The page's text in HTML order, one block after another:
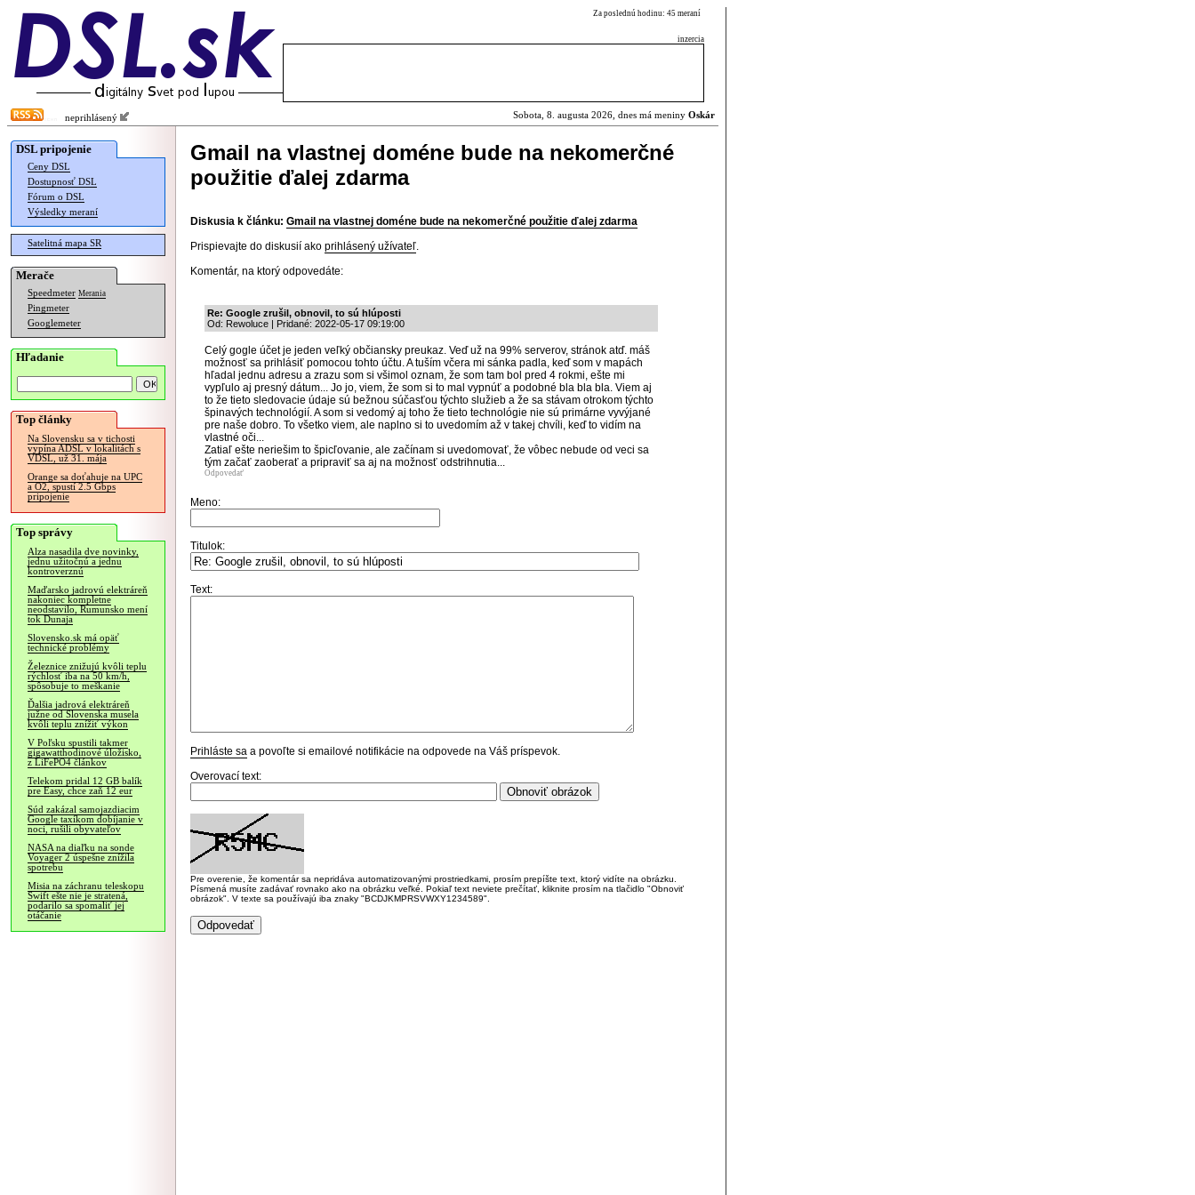
Za poslednú hodinu: 45 meraní
inzercia
neprihlásený Sobota, 8. augusta 2026, dnes má meniny Oskár
DSL pripojenie
Ceny DSL
Dostupnosť DSL
Fórum o DSL
Výsledky meraní
Satelitná mapa SR
Merače
Speedmeter Merania
Pingmeter
Googlemeter
Hľadanie
Top články
Na Slovensku sa v tichosti
vypína ADSL v lokalitách s
VDSL, už 31. mája
Orange sa doťahuje na UPC
a O2, spustí 2.5 Gbps
pripojenie
Top správy
Alza nasadila dve novinky,
jednu užitočnú a jednu
kontroverznú
Maďarsko jadrovú elektráreň
nakoniec kompletne
neodstavilo, Rumunsko mení
tok Dunaja
Slovensko.sk má opäť
technické problémy
Železnice znižujú kvôli teplu
rýchlosť iba na 50 km/h,
spôsobuje to meškanie
Ďalšia jadrová elektráreň
južne od Slovenska musela
kvôli teplu znížiť výkon
V Poľsku spustili takmer
gigawatthodinové úložisko,
z LiFePO4 článkov
Telekom pridal 12 GB balík
pre Easy, chce zaň 12 eur
Súd zakázal samojazdiacim
Google taxíkom dobíjanie v
noci, rušili obyvateľov
NASA na diaľku na sonde
Voyager 2 úspešne znížila
spotrebu
Misia na záchranu teleskopu
Swift ešte nie je stratená,
podarilo sa spomaliť jej
otáčanie
Gmail na vlastnej doméne bude na nekomerčné
použitie ďalej zdarma
Diskusia k článku: Gmail na vlastnej doméne bude na nekomerčné použitie ďalej zdarma
Prispievajte do diskusií ako prihlásený užívateľ.
Komentár, na ktorý odpovedáte:
Re: Google zrušil, obnovil, to sú hlúposti
Od: Rewoluce | Pridané: 2022-05-17 09:19:00
Celý gogle účet je jeden veľký občiansky preukaz. Veď už na 99% serverov, stránok atď. máš
možnosť sa prihlásiť pomocou tohto účtu. A tuším včera mi sánka padla, keď som v mapách
hľadal jednu adresu a zrazu som si všimol oznam, že som tam bol pred 4 rokmi, ešte mi
vypľulo aj presný dátum... Jo jo, viem, že som si to mal vypnúť a podobné bla bla bla. Viem aj
to že tieto sledovacie údaje sú bežnou súčasťou týchto služieb a že sa stávam otrokom týchto
špinavých technológií. A som si vedomý aj toho že tieto technológie nie sú primárne vyvýjané
pre naše dobro. To všetko viem, ale naplno si to uvedomím až v takej chvíli, keď to vidím na
vlastné oči...
Zatiaľ ešte neriešim to špicľovanie, ale začínam si uvedomovať, že vôbec nebude od veci sa
tým začať zaoberať a pripraviť sa aj na možnosť odstrihnutia...
Odpovedať
Meno:
Titulok:
Text:
Prihláste sa a povoľte si emailové notifikácie na odpovede na Váš príspevok.
Overovací text:
Pre overenie, že komentár sa nepridáva automatizovanými prostriedkami, prosím prepíšte text, ktorý vidíte na obrázku.
Písmená musíte zadávať rovnako ako na obrázku veľké. Pokiaľ text neviete prečítať, kliknite prosím na tlačidlo "Obnoviť
obrázok". V texte sa používajú iba znaky "BCDJKMPRSVWXY1234589".